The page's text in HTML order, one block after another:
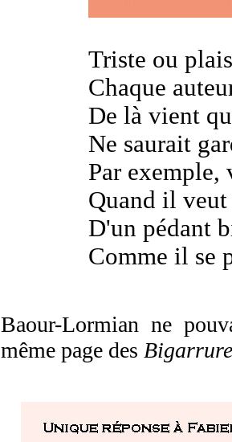
Triste ou
Chaque
De là vient
Ne saurait
Par
Quand il
D'un pédant
Comme il se
Baour-Lormian ne
même page des